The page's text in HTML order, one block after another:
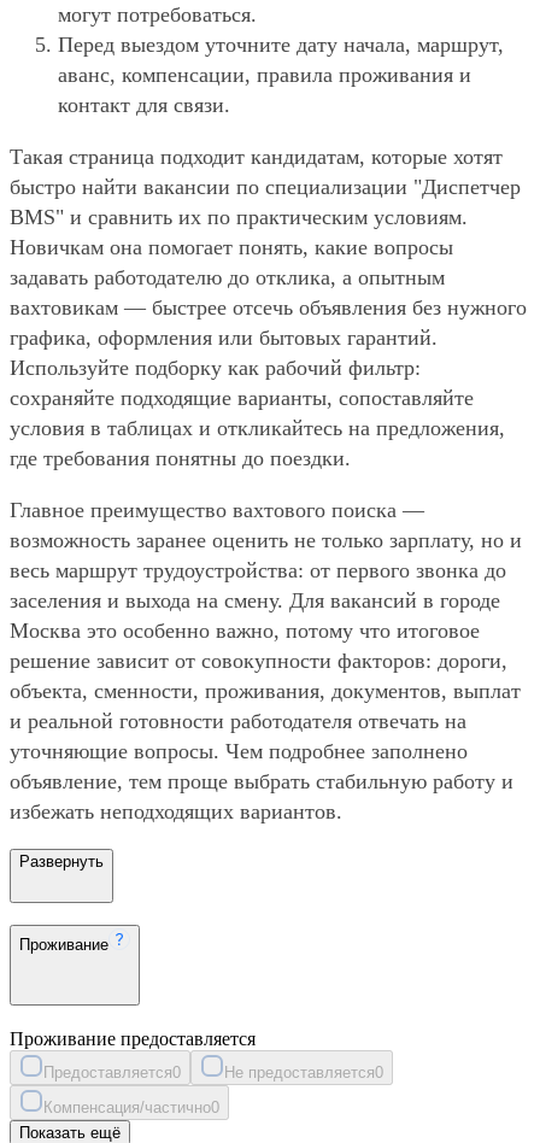
могут потребоваться.
Перед выездом уточните дату начала, маршрут,
аванс, компенсации, правила проживания и
контакт для связи.
Такая страница подходит кандидатам, которые хотят
быстро найти вакансии по специализации "Диспетчер
BMS" и сравнить их по практическим условиям.
Новичкам она помогает понять, какие вопросы
задавать работодателю до отклика, а опытным
вахтовикам — быстрее отсечь объявления без нужного
графика, оформления или бытовых гарантий.
Используйте подборку как рабочий фильтр:
сохраняйте подходящие варианты, сопоставляйте
условия в таблицах и откликайтесь на предложения,
где требования понятны до поездки.
Главное преимущество вахтового поиска —
возможность заранее оценить не только зарплату, но и
весь маршрут трудоустройства: от первого звонка до
заселения и выхода на смену. Для вакансий в городе
Москва это особенно важно, потому что итоговое
решение зависит от совокупности факторов: дороги,
объекта, сменности, проживания, документов, выплат
и реальной готовности работодателя отвечать на
уточняющие вопросы. Чем подробнее заполнено
объявление, тем проще выбрать стабильную работу и
избежать неподходящих вариантов.
Развернуть
Проживание
Проживание предоставляется
Предоставляется0 Не предоставляется0
Компенсация/частично0
Показать ещё